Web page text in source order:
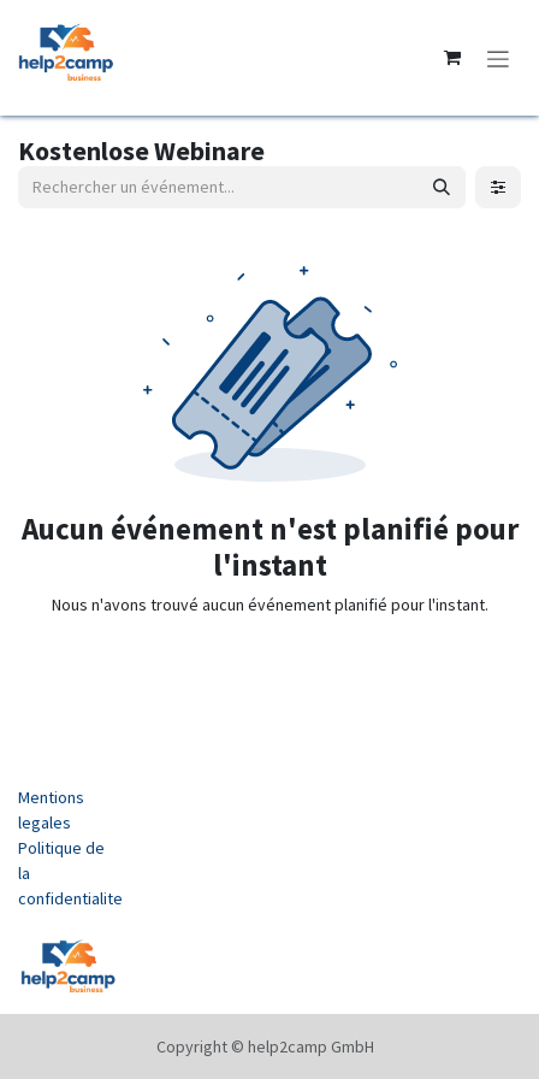
Kostenlose Webinare
Aucun événement n'est planifié pour
l'instant
Nous n'avons trouvé aucun événement planifié pour l'instant.
Mentions
legales
Politique de
la
confidentialite
Copyright © help2camp GmbH